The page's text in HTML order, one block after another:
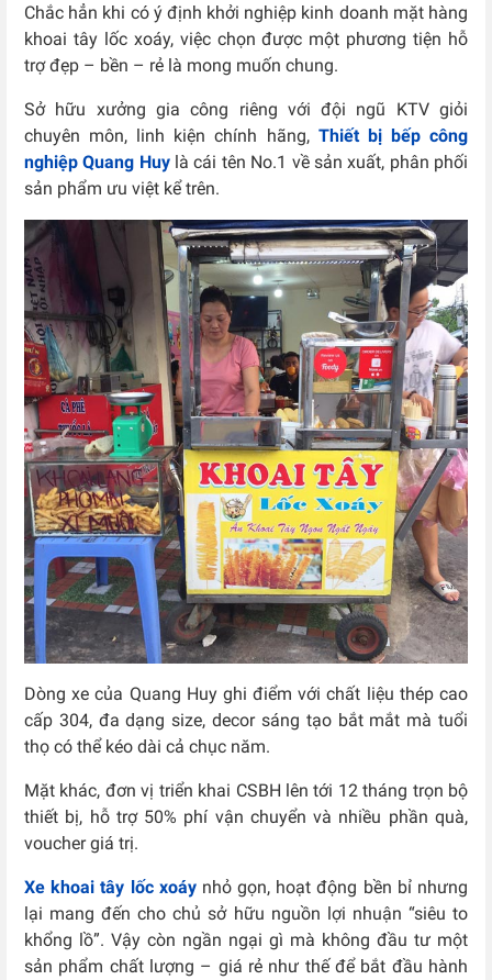
Chắc hẳn khi có ý định khởi nghiệp kinh doanh mặt hàng
khoai tây lốc xoáy, việc chọn được một phương tiện hỗ
trợ đẹp – bền – rẻ là mong muốn chung.
Sở hữu xưởng gia công riêng với đội ngũ KTV giỏi
chuyên môn, linh kiện chính hãng, Thiết bị bếp công
nghiệp Quang Huylà cái tên No.1 về sản xuất, phân phối
sản phẩm ưu việt kể trên.
Dòng xe của Quang Huy ghi điểm với chất liệu thép cao
cấp 304, đa dạng size, decor sáng tạo bắt mắt mà tuổi
thọ có thể kéo dài cả chục năm.
Mặt khác, đơn vị triển khai CSBH lên tới 12 tháng trọn bộ
thiết bị, hỗ trợ 50% phí vận chuyển và nhiều phần quà,
voucher giá trị.
Xe khoai tây lốc xoáy nhỏ gọn, hoạt động bền bỉ nhưng
lại mang đến cho chủ sở hữu nguồn lợi nhuận “siêu to
khổng lồ”. Vậy còn ngần ngại gì mà không đầu tư một
sản phẩm chất lượng – giá rẻ như thế để bắt đầu hành